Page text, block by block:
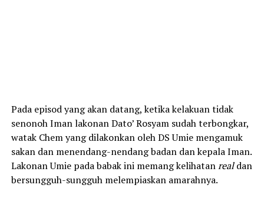
Pada episod yang akan datang, ketika kelakuan tidak
senonoh Iman lakonan Dato’ Rosyam sudah terbongkar,
watak Chem yang dilakonkan oleh DS Umie mengamuk
sakan dan menendang-nendang badan dan kepala Iman.
Lakonan Umie pada babak ini memang kelihatanrealdan
bersungguh-sungguh melempiaskan amarahnya.